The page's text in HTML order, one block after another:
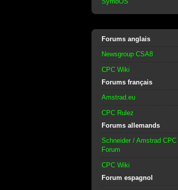
Forums anglais
Newsgroup CSA8
CPC Wiki
Forums français
Amstrad.eu
CPC Rulez
Forums allemands
Schneider / Amstrad CPC
Forum
CPC Wiki
Forum espagnol